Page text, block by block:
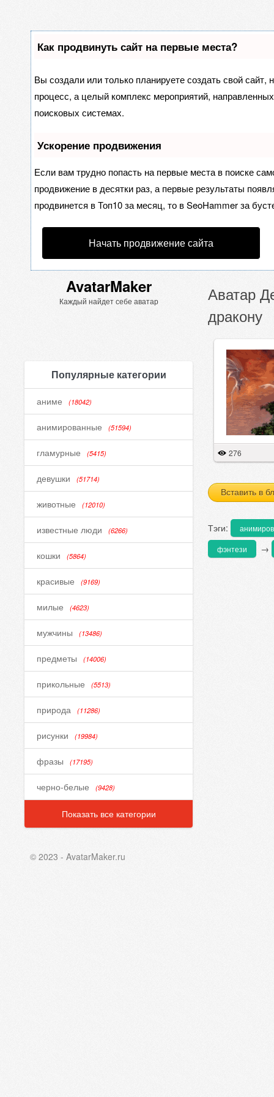
Как продвинуть сайт на первые места?
Вы создали или только планируете создать свой сайт,
процесс, а целый комплекс мероприятий,
поисковых системах.
Ускорение продвижения
Если вам трудно попасть на первые места в поиске
продвижение в десятки раз, а первые результаты
продвинется в Топ10 за месяц, то вSeoHammerза
Начать продвижение сайта
AvatarMaker
Каждый найдет себе аватар
Популярные категории
аниме (18042)
анимированные (51594)
гламурные (5415)
девушки (51714)
животные (12010)
известные люди (6266)
кошки (5864)
красивые (9169)
милые (4623)
мужчины (13486)
предметы (14006)
прикольные (5513)
природа (11286)
рисунки (19984)
фразы (17195)
черно-белые (9428)
Показать все категории
Аватар
дракону
276
Вставить в
Тэги:
фэнтези
→
© 2023 - AvatarMaker.ru